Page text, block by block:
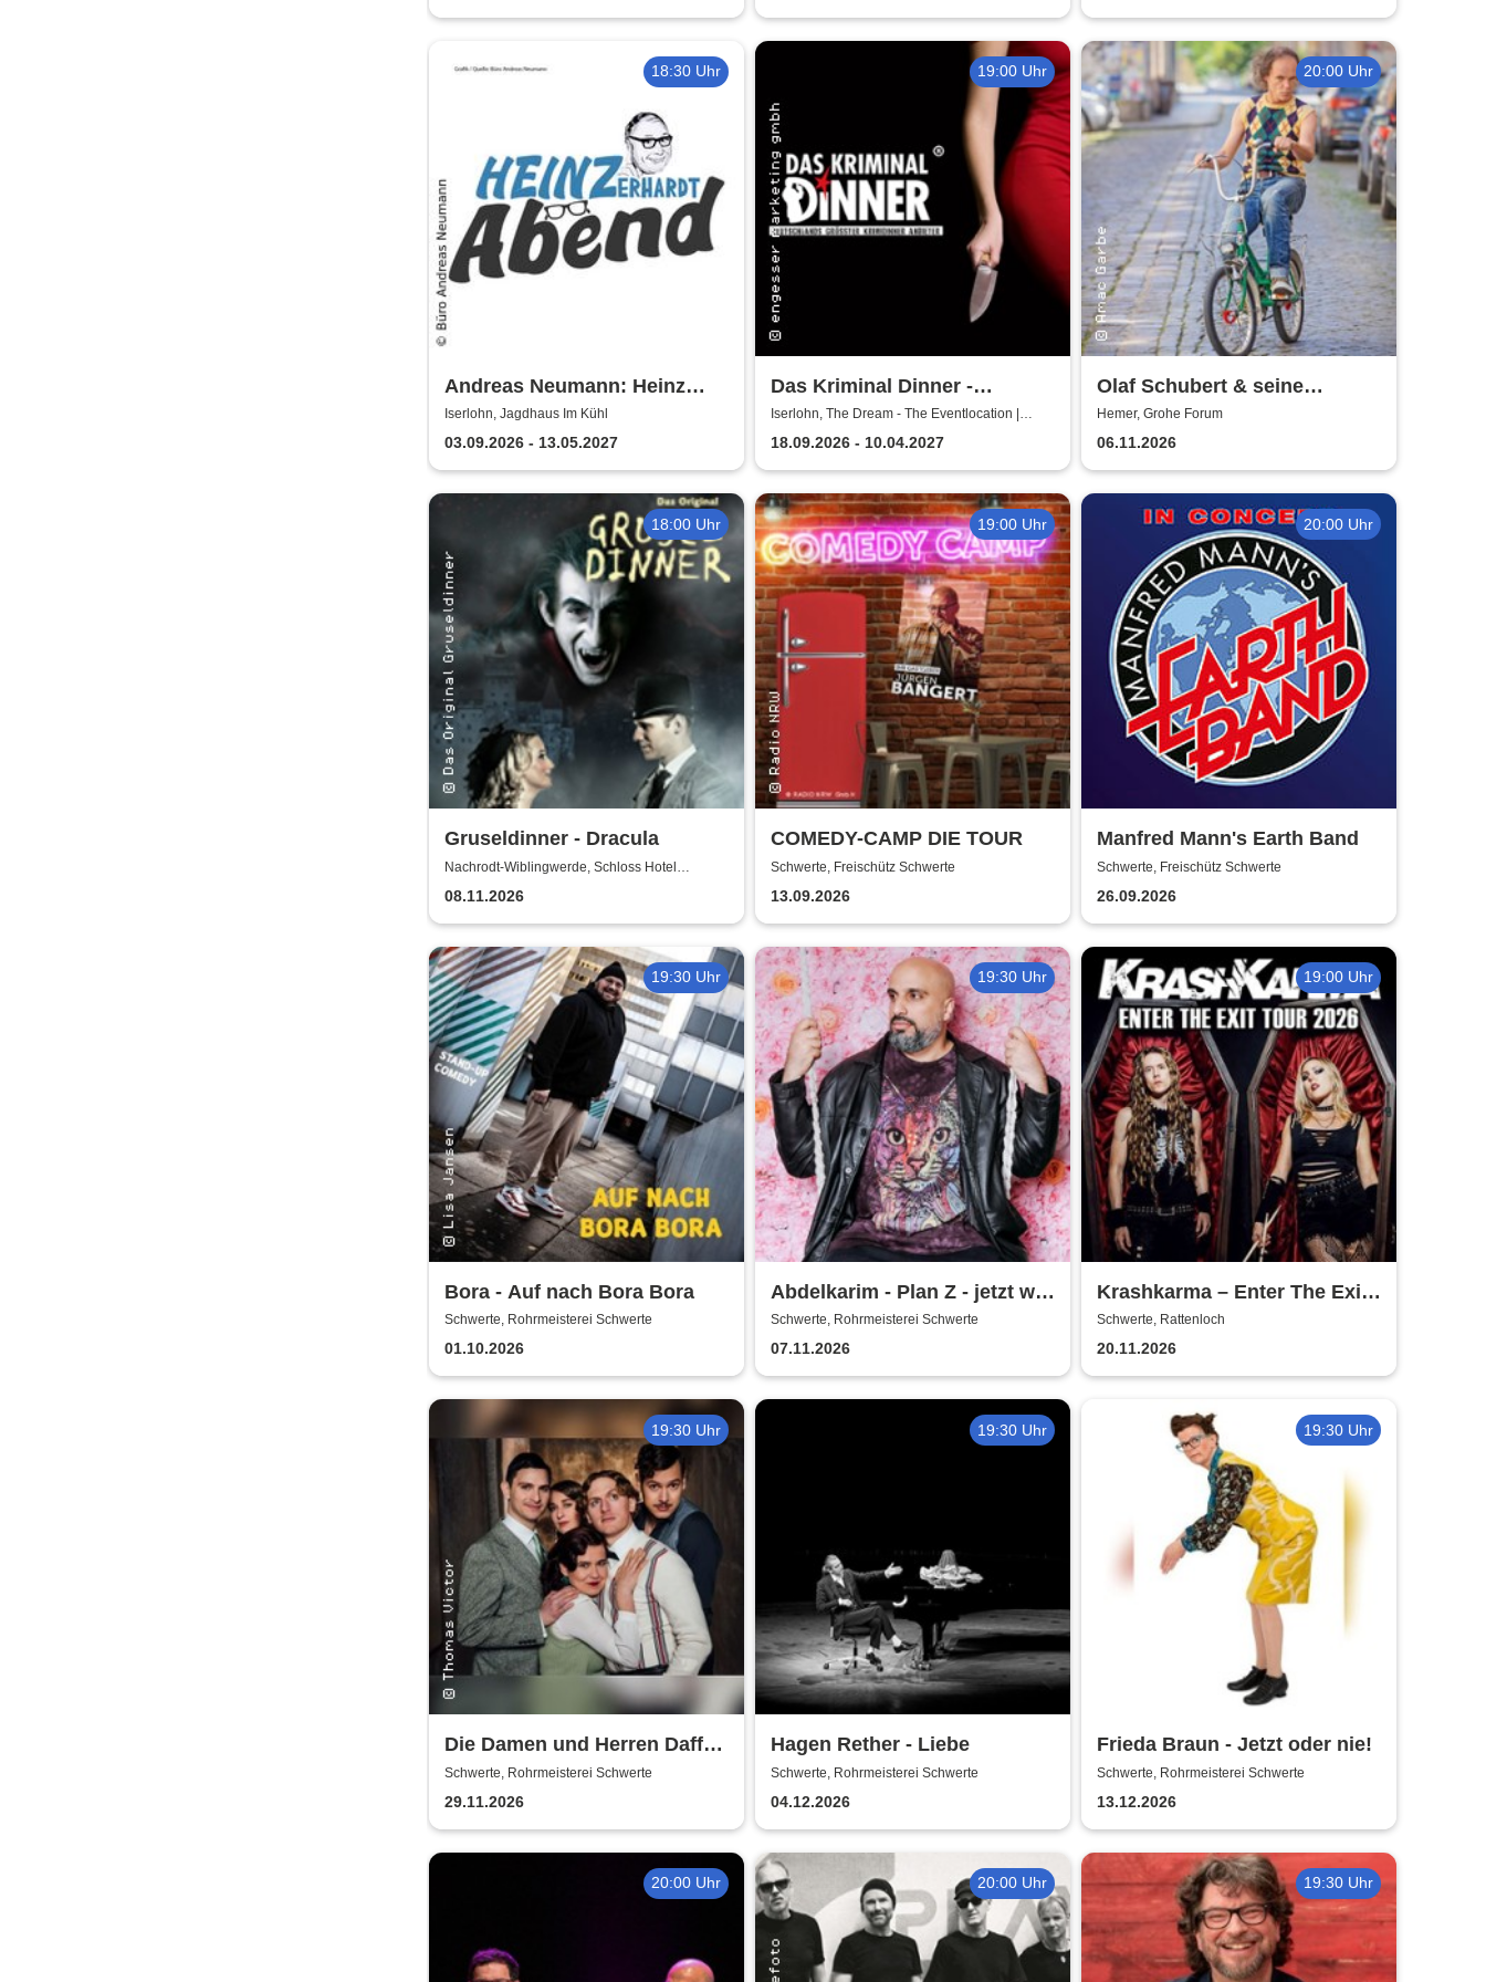
18:30 Uhr
Andreas Neumann: Heinz
Erhardt Dinner Show
Iserlohn, Jagdhaus Im Kühl
03.09.2026 - 13.05.2027
19:00 Uhr
Das Kriminal Dinner -
Testament à la Carte
Iserlohn, The Dream - The Eventlocation |
Iserlohn
18.09.2026 - 10.04.2027
20:00 Uhr
Olaf Schubert & seine
Freunde - Jetzt oder now!
Hemer, Grohe Forum
06.11.2026
18:00 Uhr
Gruseldinner - Dracula
Nachrodt-Wiblingwerde, Schloss Hotel
08.11.2026
19:00 Uhr
COMEDY-CAMP DIE TOUR
Schwerte, Freischütz Schwerte
13.09.2026
20:00 Uhr
Manfred Mann's Earth Band
Schwerte, Freischütz Schwerte
26.09.2026
19:30 Uhr
Bora - Auf nach Bora Bora
Schwerte, Rohrmeisterei Schwerte
01.10.2026
19:30 Uhr
Abdelkarim - Plan Z - jetzt will
er´s wissen!
Schwerte, Rohrmeisterei Schwerte
07.11.2026
19:00 Uhr
Krashkarma – Enter The Exit
Tour 2026
Schwerte, Rattenloch
20.11.2026
19:30 Uhr
Die Damen und Herren Daffke
|Wie werde ich reich und
glücklich?
Schwerte, Rohrmeisterei Schwerte
29.11.2026
19:30 Uhr
Hagen Rether - Liebe
Schwerte, Rohrmeisterei Schwerte
04.12.2026
19:30 Uhr
Frieda Braun - Jetzt oder nie!
Schwerte, Rohrmeisterei Schwerte
13.12.2026
20:00 Uhr 20:00 Uhr 19:30 Uhr